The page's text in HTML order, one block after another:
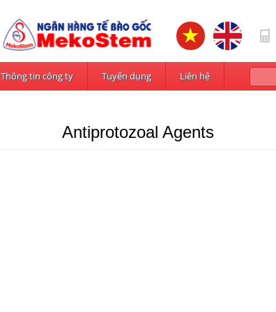
Thông tin công ty Tuyển dụng Liên hệ
Antiprotozoal Agents